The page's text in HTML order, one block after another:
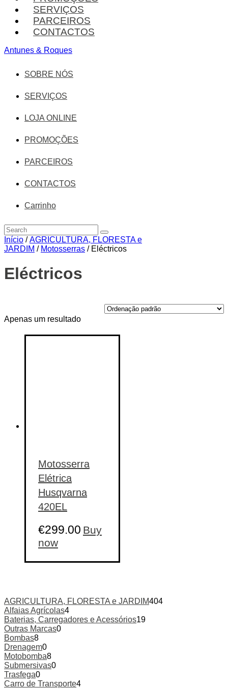
SERVIÇOS
PARCEIROS
CONTACTOS
Antunes & Roques
SOBRE NÓS
SERVIÇOS
LOJA ONLINE
PROMOÇÕES
PARCEIROS
CONTACTOS
Carrinho
Início /AGRICULTURA, FLORESTA e
JARDIM / Motosserras / Eléctricos
Eléctricos
Text search
Apenas um resultado
Motosserra
Elétrica
Husqvarna
420EL
€299.00 Buy
now
AGRICULTURA, FLORESTA e JARDIM404
Alfaias Agrícolas4
Baterias, Carregadores e Acessórios19
Outras Marcas0
Bombas8
Drenagem0
Motobomba8
Submersivas0
Trasfega0
Carro de Transporte4